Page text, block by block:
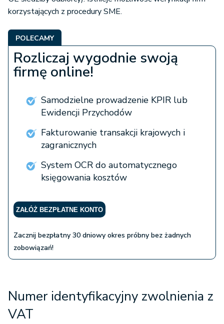
podlegających amortyzacji
4.
Polsce sprzedaży towarów lub usług,
które od pierwszej takiej sprzedaży
wymagają opodatkowania podatkiem
3.
członkowskie zwolnienia z VAT, które
będą zbliżone do regulacji zawartych w
art. 113a ustawy o VAT (poprzednia
korzystających z procedury SME.
POLECAMY
Rozliczaj wygodnie swoją
firmę online!
Samodzielne prowadzenie KPIR lub
Ewidencji Przychodów
Fakturowanie transakcji krajowych i
zagranicznych
System OCR do automatycznego
księgowania kosztów
ZAŁÓŻ BEZPŁATNE KONTO
Zacznij bezpłatny 30 dniowy okres próbny bez żadnych
zobowiązań!
Numer identyfikacyjny zwolnienia z
VAT